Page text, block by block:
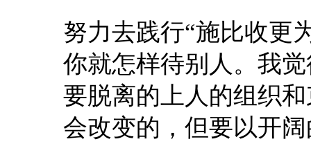
努力去践行“施比收更
你就怎样待别人。我
要脱离的上人的组织
会改变的，但要以开